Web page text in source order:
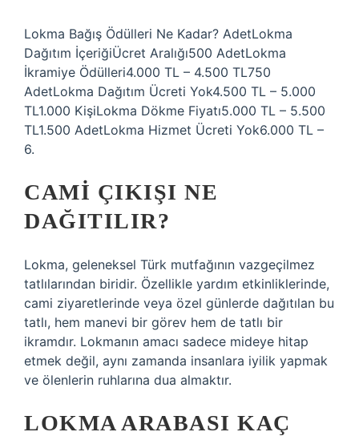
Lokma Bağış Ödülleri Ne Kadar? AdetLokma
Dağıtım İçeriğiÜcret Aralığı500 AdetLokma
İkramiye Ödülleri4.000 TL – 4.500 TL750
AdetLokma Dağıtım Ücreti Yok4.500 TL – 5.000
TL1.000 KişiLokma Dökme Fiyatı5.000 TL – 5.500
TL1.500 AdetLokma Hizmet Ücreti Yok6.000 TL –
6.
CAMI ÇIKIŞI NE
DAĞITILIR?
Lokma, geleneksel Türk mutfağının vazgeçilmez
tatlılarından biridir. Özellikle yardım etkinliklerinde,
cami ziyaretlerinde veya özel günlerde dağıtılan bu
tatlı, hem manevi bir görev hem de tatlı bir
ikramdır. Lokmanın amacı sadece mideye hitap
etmek değil, aynı zamanda insanlara iyilik yapmak
ve ölenlerin ruhlarına dua almaktır.
LOKMA ARABASI KAÇ